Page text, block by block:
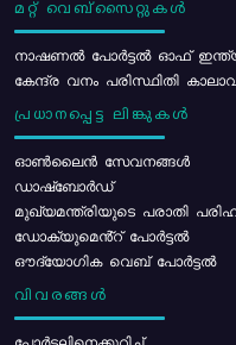
മറ്റ് വെബ്സൈറ്റുകൾ
നാഷണൽ പോർട്ടൽ ഓഫ്
കേന്ദ്ര വനം പരിസ്ഥിതി
പ്രധാനപ്പെട്ട ലിങ്കുകൾ
ഓൺലൈൻ സേവനങ്ങൾ
ഡാഷ്ബോർഡ്
മുഖ്യമന്ത്രിയുടെ പരാതി
ഡോക്യുമെൻ്റ് പോർട്ടൽ
ഔദ്യോഗിക വെബ് പോർട്ടൽ
വിവരങ്ങൾ
പോര്‍ട്ടലിനെക്കുറിച്ച്